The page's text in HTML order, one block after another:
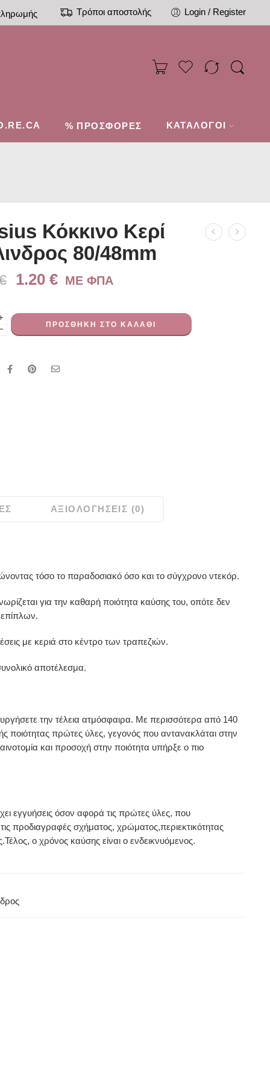
Τρόποι αποστολής Login / Register
% ΠΡΟΣΦΟΡΕΣ ΚΑΤΑΛΟΓΟΙ
Κόκκινο Κερί
80/48mm
1.20 € ME ΦΠΑ
ΠΡΟΣΘΉΚΗ ΣΤΟ ΚΑΛΆΘΙ
ΑΞΙΟΛΟΓΉΣΕΙΣ (0)
τόσο το παραδοσιακό όσο και το σύγχρονο ντεκόρ.
για την καθαρή ποιότητα καύσης του, οπότε δεν
επίπλων.
με κεριά στο κέντρο των τραπεζιών.
αποτέλεσμα.
την τέλεια ατμόσφαιρα. Με περισσότερα από 140
ποιότητας πρώτες ύλες, γεγονός που αντανακλάται στην
και προσοχή στην ποιότητα υπήρξε ο πιο
εγγυήσεις όσον αφορά τις πρώτες ύλες, που
προδιαγραφές σχήματος, χρώματος,περιεκτικότητας
ο χρόνος καύσης είναι ο ενδεικνυόμενος.